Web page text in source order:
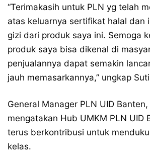
“Terimakasih untuk PLN yg telah
atas keluarnya sertifikat halal dan
gizi dari produk saya ini. Semoga
produk saya bisa dikenal di
penjualannya dapat semakin
jauh memasarkannya,” ungkap
General Manager PLN UID
mengatakan Hub UMKM PLN UID
terus berkontribusi untuk
kelas.